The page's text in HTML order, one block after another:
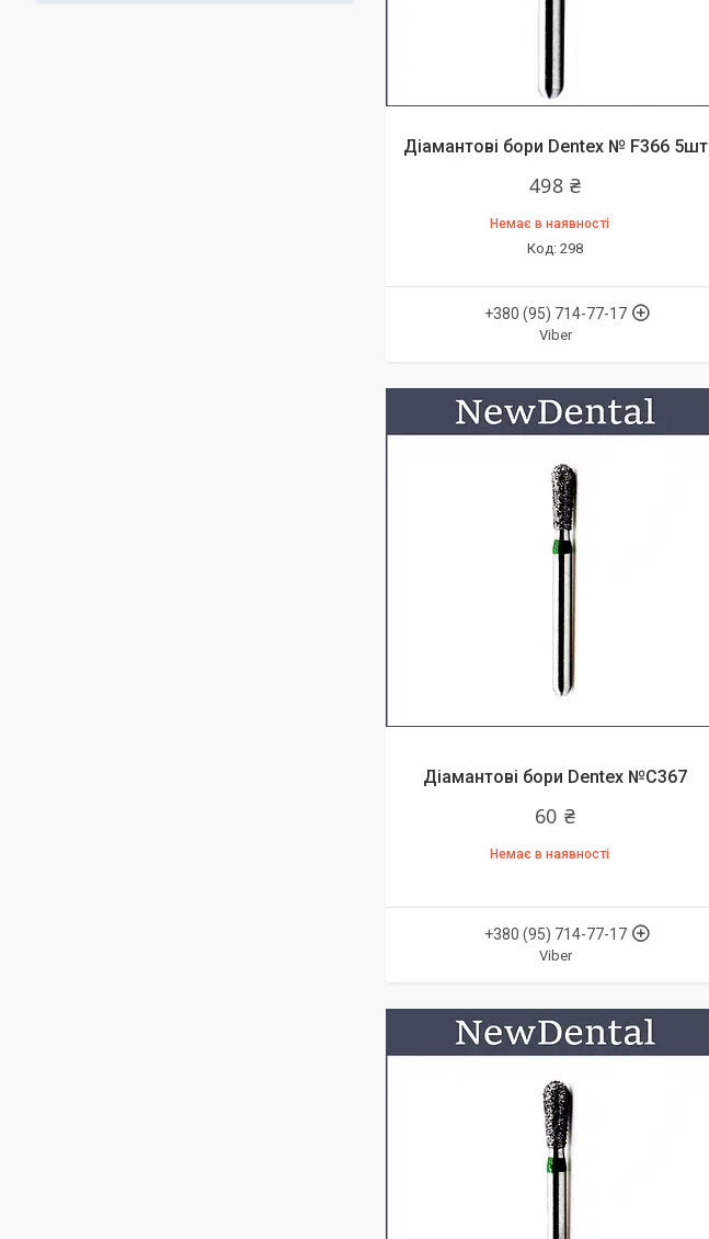
Діамантові бори Dentex № F366 5шт
498 ₴
Немає в наявності
298
+380 (95) 714-77-17
Viber
Діамантові бори Dentex №C367
60 ₴
Немає в наявності
+380 (95) 714-77-17
Viber